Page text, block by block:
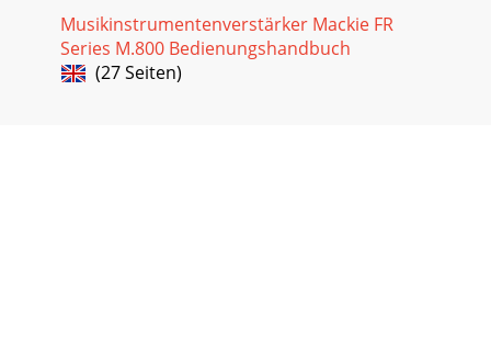
Musikinstrumentenverstärker Mackie FR
Series M.800 Bedienungshandbuch
(27 Seiten)